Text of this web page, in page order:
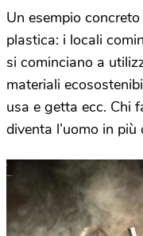
Un esempio
plastica: i locali
si cominciano a
materiali
usa e getta ecc. Chi
diventa l’uomo in più